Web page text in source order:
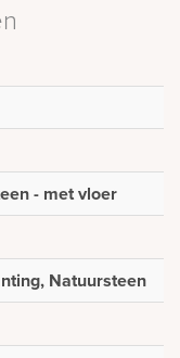
- met vloer
Natuursteen